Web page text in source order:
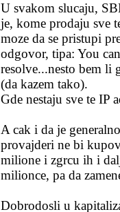
U svakom slucaju,
je, kome prodaju sve
moze da se pristupi
odgovor, tipa: You
resolve...nesto bem li
(da kazem tako).
Gde nestaju sve te IP
A cak i da je
provajderi ne bi
milione i zgrcu ih i
milionce, pa da
Dobrodosli u